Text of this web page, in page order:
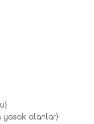
yasak alanlar)